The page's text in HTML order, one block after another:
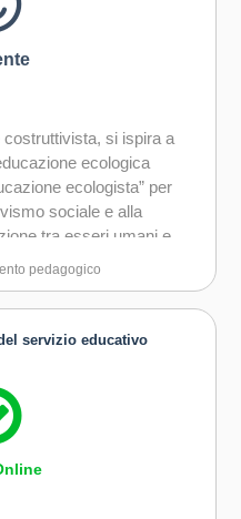
si ispira a
ecologica
ecologista” per
sociale e alla
tra esseri umani e
Sud adotta un approccio
ci rifacciamo
in cui classi e gruppi
l’educazione
fasce di età.
per decostruire
pedagogico
servizio educativo